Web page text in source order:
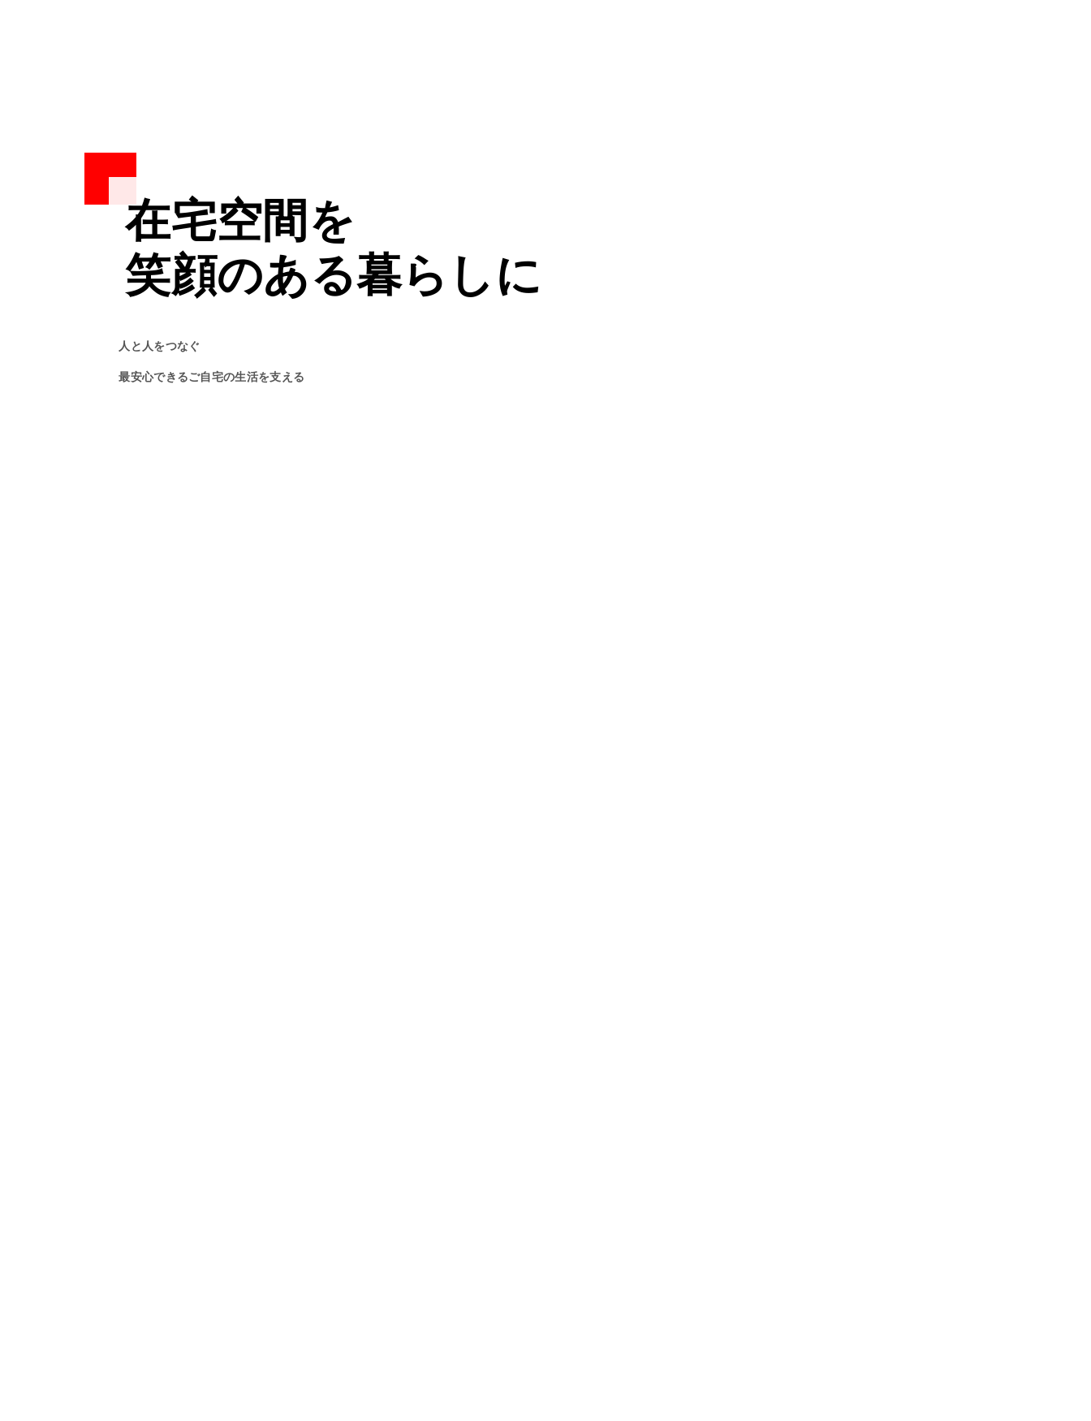
在宅空間を
笑顔のある暮らしに
人と人をつなぐ
最安心できるご自宅の生活を支える
在宅空間を
笑顔のある暮らしに
人と人をつなぐ
安心できるご自宅の生活を支える
在宅空間を
笑顔のある暮らしに
人と人をつなぐ
安心できるご自宅の生活を支える